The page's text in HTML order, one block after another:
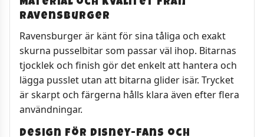
Material och kvalitet från
Ravensburger
Ravensburger är känt för sina tåliga och exakt
skurna pusselbitar som passar väl ihop. Bitarnas
tjocklek och finish gör det enkelt att hantera och
lägga pusslet utan att bitarna glider isär. Trycket
är skarpt och färgerna hålls klara även efter flera
användningar.
Design för Disney-fans och